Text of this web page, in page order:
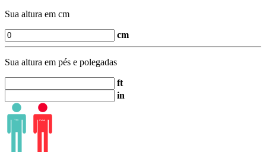
Sua altura em cm
cm
Sua altura em pés e polegadas
ft
in